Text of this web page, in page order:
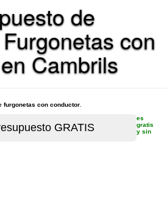
de
con
Cambrils
furgonetas con conductor
es
gratis
y sin